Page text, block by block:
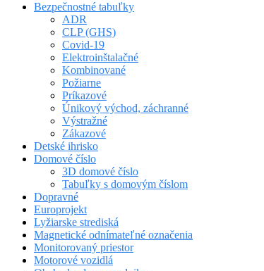
Bezpečnostné tabuľky
ADR
CLP (GHS)
Covid-19
Elektroinštalačné
Kombinované
Požiarne
Príkazové
Únikový východ, záchranné
Výstražné
Zákazové
Detské ihrisko
Domové číslo
3D domové číslo
Tabuľky s domovým číslom
Dopravné
Europrojekt
Lyžiarske strediská
Magnetické odnímateľné označenia
Monitorovaný priestor
Motorové vozidlá